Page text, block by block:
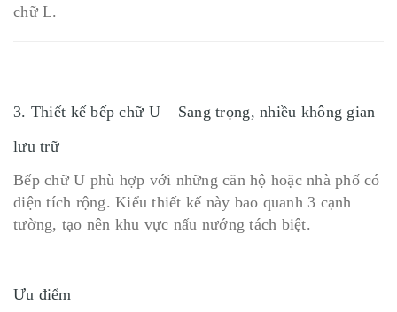
chữ L.
3. Thiết kế bếp chữ U – Sang trọng, nhiều không gian
lưu trữ
Bếp chữ U phù hợp với những căn hộ hoặc nhà phố có
diện tích rộng. Kiểu thiết kế này bao quanh 3 cạnh
tường, tạo nên khu vực nấu nướng tách biệt.
Ưu điểm